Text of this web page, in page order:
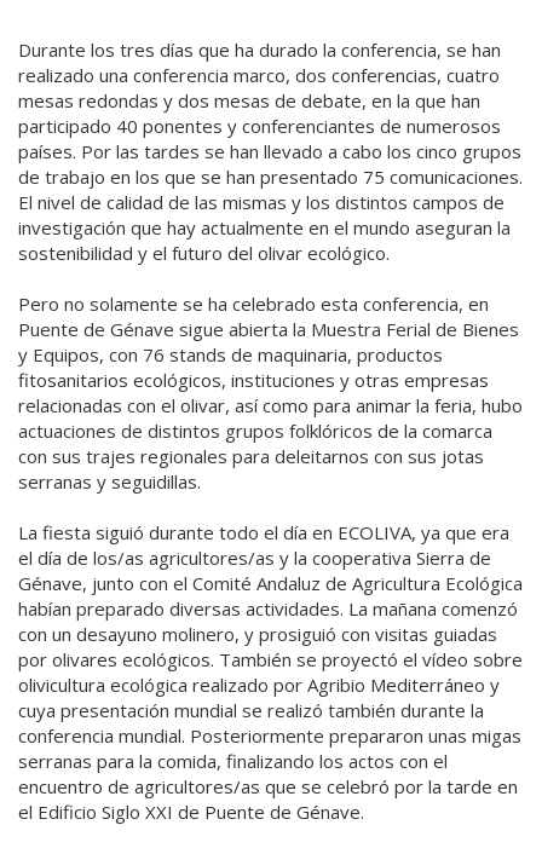
Durante los tres días que ha durado la conferencia, se han
realizado una conferencia marco, dos conferencias, cuatro
mesas redondas y dos mesas de debate, en la que han
participado 40 ponentes y conferenciantes de numerosos
países. Por las tardes se han llevado a cabo los cinco grupos
de trabajo en los que se han presentado 75 comunicaciones.
El nivel de calidad de las mismas y los distintos campos de
investigación que hay actualmente en el mundo aseguran la
sostenibilidad y el futuro del olivar ecológico.
Pero no solamente se ha celebrado esta conferencia, en
Puente de Génave sigue abierta la Muestra Ferial de Bienes
y Equipos, con 76 stands de maquinaria, productos
fitosanitarios ecológicos, instituciones y otras empresas
relacionadas con el olivar, así como para animar la feria, hubo
actuaciones de distintos grupos folklóricos de la comarca
con sus trajes regionales para deleitarnos con sus jotas
serranas y seguidillas.
La fiesta siguió durante todo el día en ECOLIVA, ya que era
el día de los/as agricultores/as y la cooperativa Sierra de
Génave, junto con el Comité Andaluz de Agricultura Ecológica
habían preparado diversas actividades. La mañana comenzó
con un desayuno molinero, y prosiguió con visitas guiadas
por olivares ecológicos. También se proyectó el vídeo sobre
olivicultura ecológica realizado por Agribio Mediterráneo y
cuya presentación mundial se realizó también durante la
conferencia mundial. Posteriormente prepararon unas migas
serranas para la comida, finalizando los actos con el
encuentro de agricultores/as que se celebró por la tarde en
el Edificio Siglo XXI de Puente de Génave.